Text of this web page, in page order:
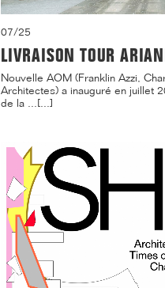
07/25
LIVRAISON TOUR
Nouvelle AOM (Franklin Azzi,
Architectes) a inauguré en juillet
de la ...[...]